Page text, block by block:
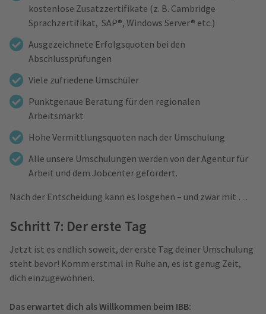
kostenlose Zusatzzertifikate (z. B. Cambridge
Sprachzertifikat, SAP®, Windows Server® etc.)
Ausgezeichnete Erfolgsquoten bei den
Abschlussprüfungen
Viele zufriedene Umschüler
Punktgenaue Beratung für den regionalen
Arbeitsmarkt
Hohe Vermittlungsquoten nach der Umschulung
Alle unsere Umschulungen werden von der Agentur für
Arbeit und dem Jobcenter gefördert.
Nach der Entscheidung kann es losgehen – und zwar mit …
Schritt 7: Der erste Tag
Jetzt ist es endlich soweit, der erste Tag deiner Umschulung
steht bevor! Komm erstmal in Ruhe an, es ist genug Zeit,
dich einzugewöhnen.
Das erwartet dich als Willkommen beim IBB: